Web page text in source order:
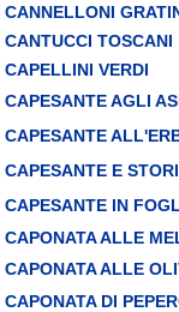
CANNELLONI
CANTUCCI TOSCANI
CAPELLINI VERDI
CAPESANTE AGLI
CAPESANTE
CAPESANTE E
CAPESANTE IN
CAPONATA ALLE
CAPONATA ALLE
CAPONATA DI